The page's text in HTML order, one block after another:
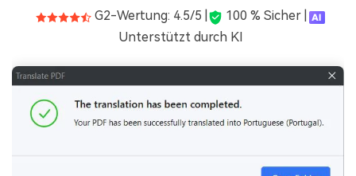
G2-Wertung: 4.5/5 |
100 % Sicher |
Unterstützt durch KI